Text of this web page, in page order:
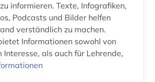
informieren. Texte, Infografiken,
Podcasts und Bilder helfen
verständlich zu machen.
Informationen sowohl von
Interesse, als auch für Lehrende,